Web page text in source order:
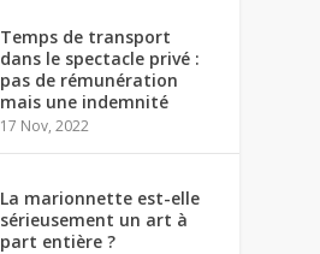
Temps de transport
dans le spectacle privé :
pas de rémunération
mais une indemnité
17 Nov, 2022
La marionnette est-elle
sérieusement un art à
part entière ?